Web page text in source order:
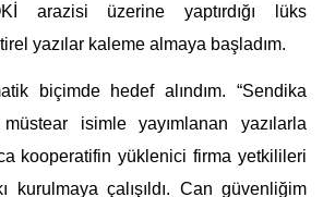
arazisi üzerine yaptırdığı lüks
yazılar kaleme almaya başladım.
biçimde hedef alındım. “Sendika
isimle yayımlanan yazılarla
kooperatifin yüklenici firma yetkilileri
kurulmaya çalışıldı. Can güvenliğim